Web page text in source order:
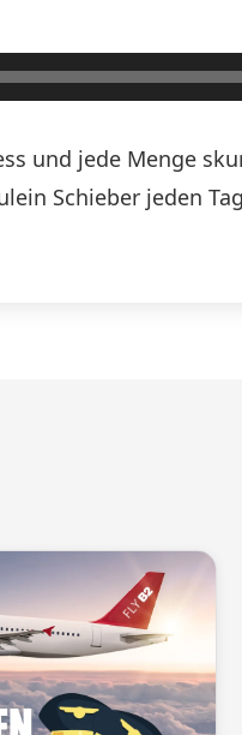
und jede Menge
Schieber jeden